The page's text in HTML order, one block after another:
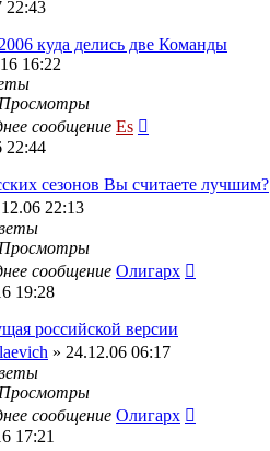
22:43
куда делись две Команды
16:22
Просмотры
сообщение Es
22:44
сезонов Вы считаете лучшим?
22:13
Просмотры
сообщение Олигарх
19:28
российской версии
» 24.12.06 06:17
Просмотры
сообщение Олигарх
17:21